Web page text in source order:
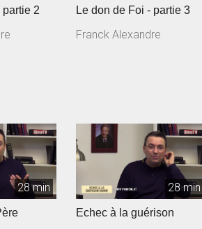
partie 2 Le don de Foi - partie 3
Franck Alexandre
28 min 28 min
Echec à la guérison